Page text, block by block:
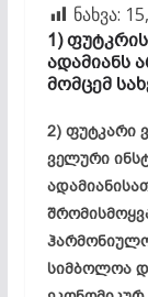
ნახვა:
1)
ადამიანს
მომცემ
2) ფუტკარი
ველური
სიმბოლოა